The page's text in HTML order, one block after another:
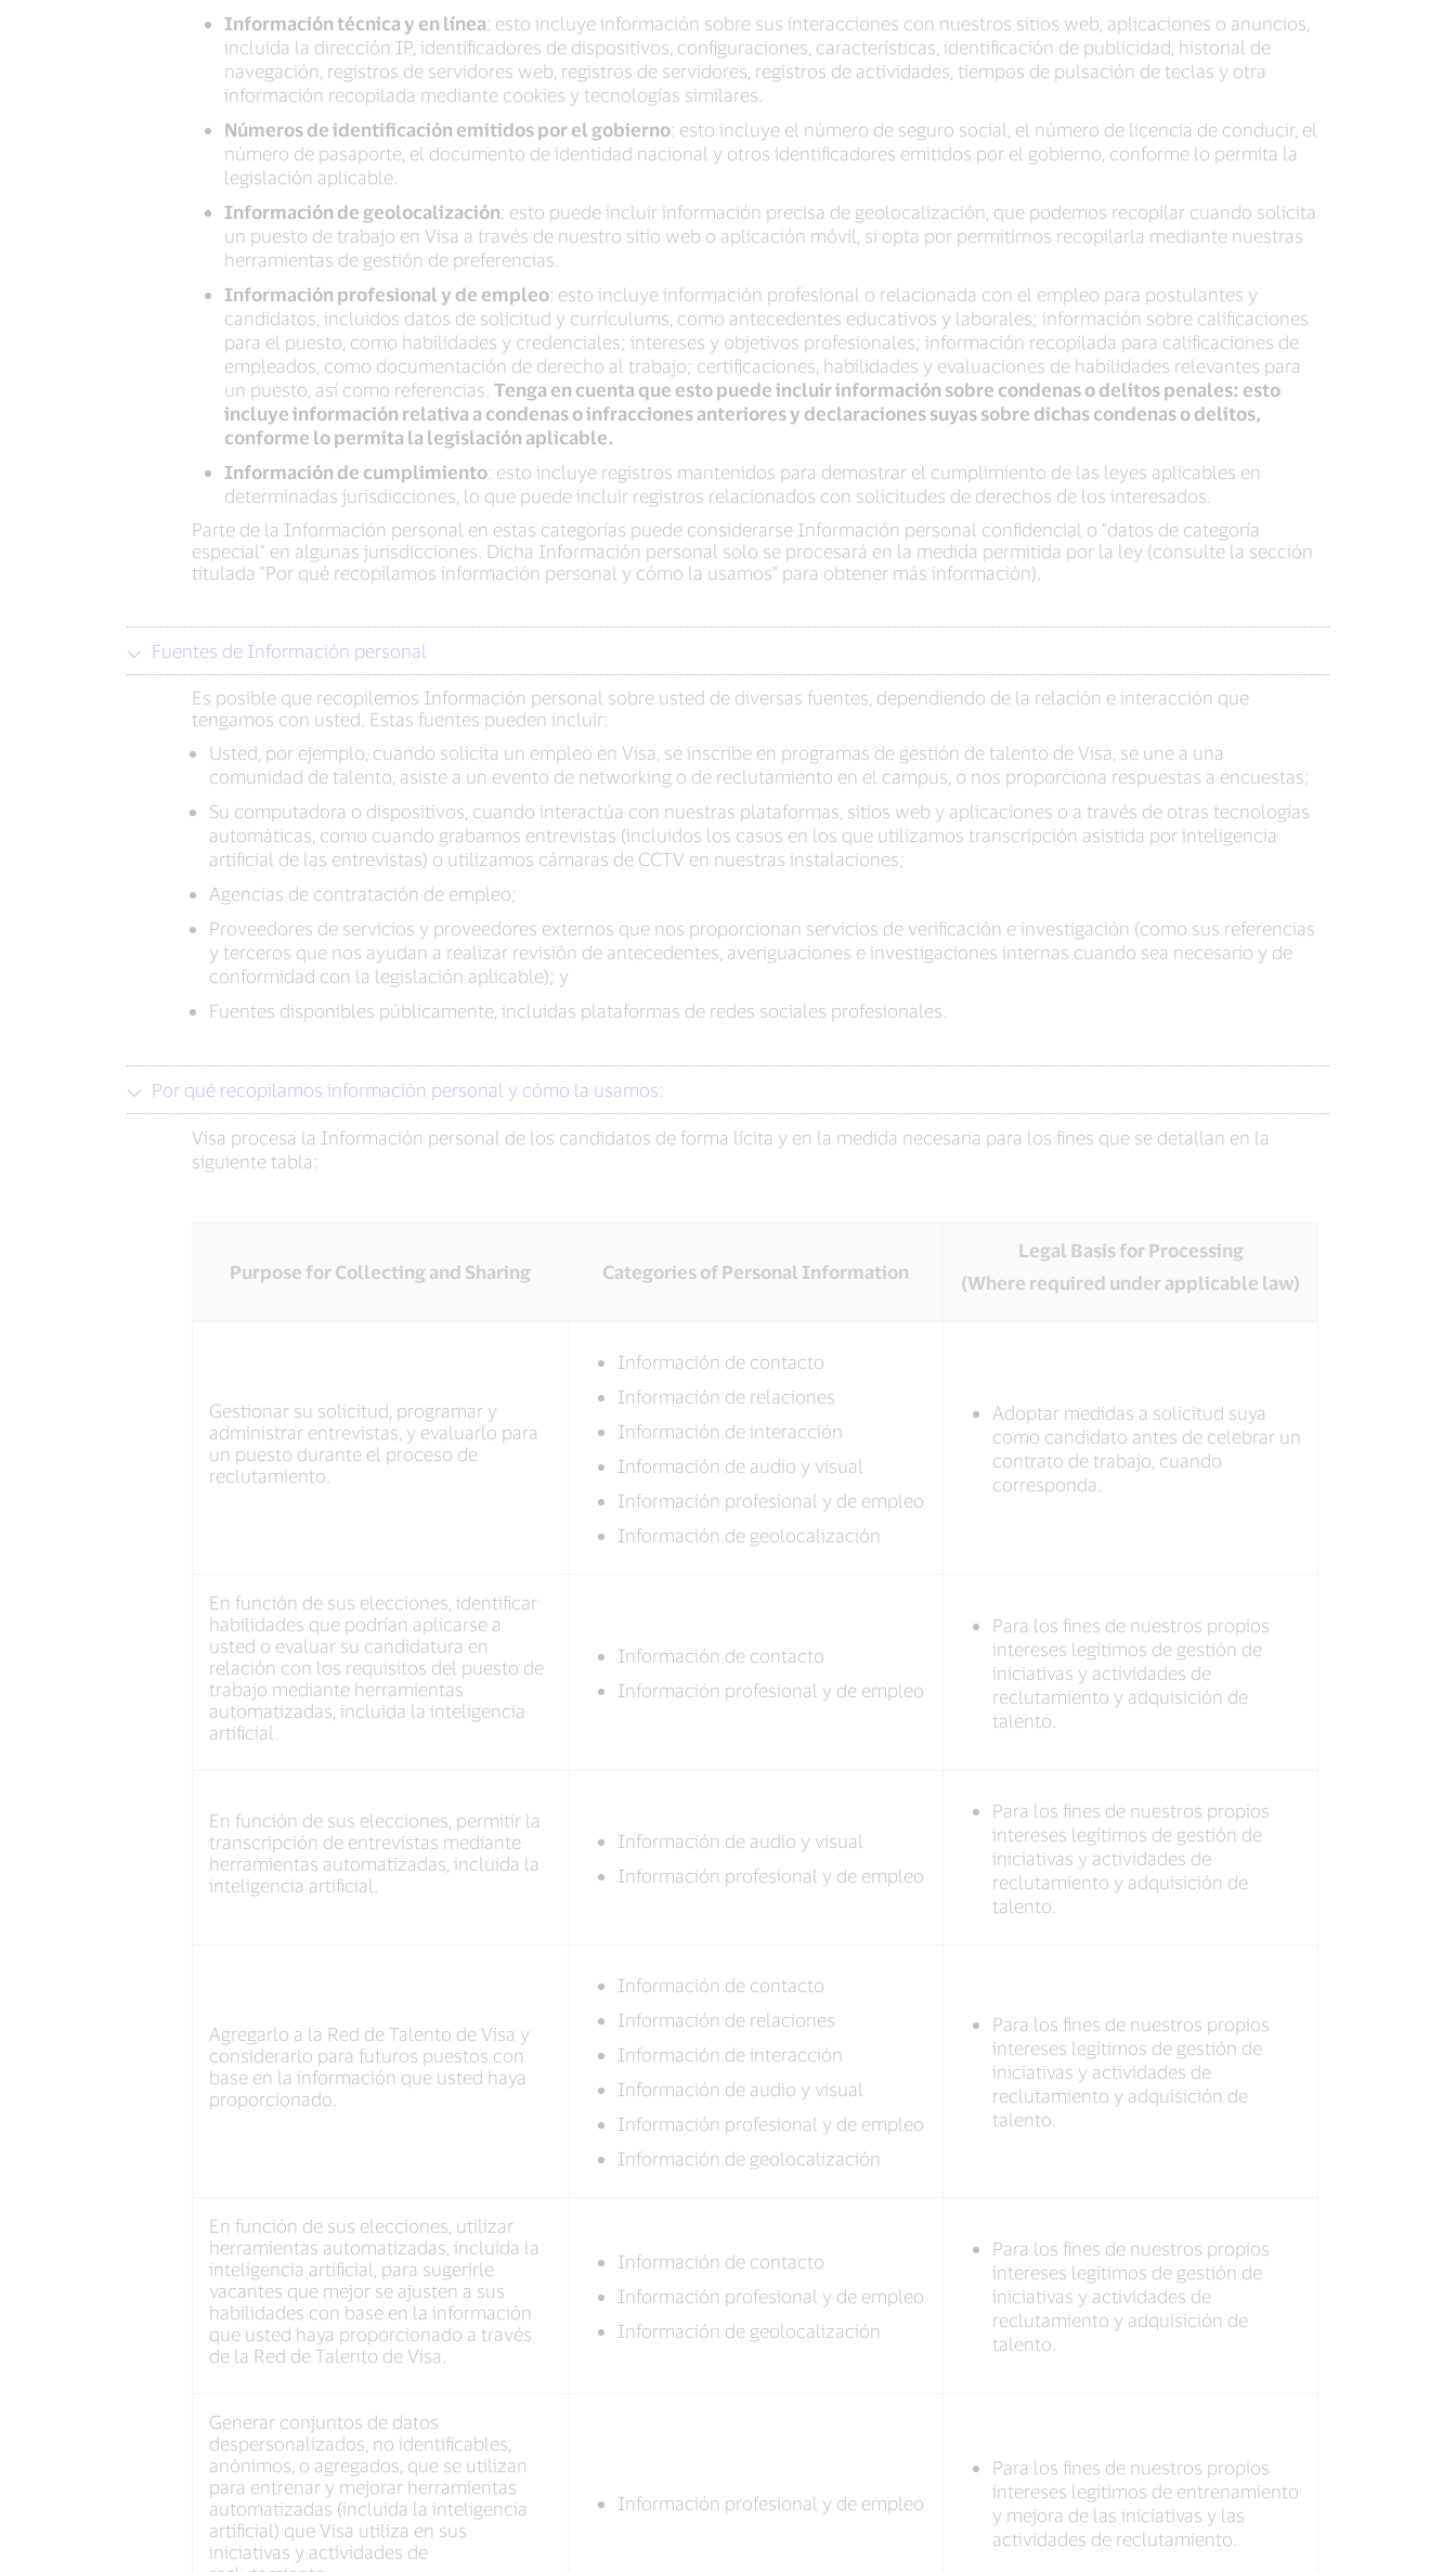
Información técnica y en línea: esto incluye información sobre sus interacciones con nuestros sitios web, aplicaciones o anuncios,
incluida la dirección IP, identificadores de dispositivos, configuraciones, características, identificación de publicidad, historial de
navegación, registros de servidores web, registros de servidores, registros de actividades, tiempos de pulsación de teclas y otra
información recopilada mediante cookies y tecnologías similares.
Números de identificación emitidos por el gobierno: esto incluye el número de seguro social, el número de licencia de conducir, el
número de pasaporte, el documento de identidad nacional y otros identificadores emitidos por el gobierno, conforme lo permita la
legislación aplicable.
Información de geolocalización: esto puede incluir información precisa de geolocalización, que podemos recopilar cuando solicita
un puesto de trabajo en Visa a través de nuestro sitio web o aplicación móvil, si opta por permitirnos recopilarla mediante nuestras
herramientas de gestión de preferencias.
Información profesional y de empleo: esto incluye información profesional o relacionada con el empleo para postulantes y
candidatos, incluidos datos de solicitud y currículums, como antecedentes educativos y laborales; información sobre calificaciones
para el puesto, como habilidades y credenciales; intereses y objetivos profesionales; información recopilada para calificaciones de
empleados, como documentación de derecho al trabajo; certificaciones, habilidades y evaluaciones de habilidades relevantes para
un puesto, así como referencias. Tenga en cuenta que esto puede incluir información sobre condenas o delitos penales: esto
incluye información relativa a condenas o infracciones anteriores y declaraciones suyas sobre dichas condenas o delitos,
conforme lo permita la legislación aplicable.
Información de cumplimiento: esto incluye registros mantenidos para demostrar el cumplimiento de las leyes aplicables en
determinadas jurisdicciones, lo que puede incluir registros relacionados con solicitudes de derechos de los interesados.
Parte de la Información personal en estas categorías puede considerarse Información personal confidencial o "datos de categoría
especial" en algunas jurisdicciones. Dicha Información personal solo se procesará en la medida permitida por la ley (consulte la sección
titulada "Por qué recopilamos información personal y cómo la usamos" para obtener más información).
Fuentes de Información personal
Es posible que recopilemos Información personal sobre usted de diversas fuentes, dependiendo de la relación e interacción que
tengamos con usted. Estas fuentes pueden incluir:
Usted, por ejemplo, cuando solicita un empleo en Visa, se inscribe en programas de gestión de talento de Visa, se une a una
comunidad de talento, asiste a un evento de networking o de reclutamiento en el campus, o nos proporciona respuestas a encuestas;
Su computadora o dispositivos, cuando interactúa con nuestras plataformas, sitios web y aplicaciones o a través de otras tecnologías
automáticas, como cuando grabamos entrevistas (incluidos los casos en los que utilizamos transcripción asistida por inteligencia
artificial de las entrevistas) o utilizamos cámaras de CCTV en nuestras instalaciones;
Agencias de contratación de empleo;
Proveedores de servicios y proveedores externos que nos proporcionan servicios de verificación e investigación (como sus referencias
y terceros que nos ayudan a realizar revisión de antecedentes, averiguaciones e investigaciones internas cuando sea necesario y de
conformidad con la legislación aplicable); y
Fuentes disponibles públicamente, incluidas plataformas de redes sociales profesionales.
Por qué recopilamos información personal y cómo la usamos:
Visa procesa la Información personal de los candidatos de forma lícita y en la medida necesaria para los fines que se detallan en la
siguiente tabla:
Personal
Information
and
How
Purpose for Collecting and Sharing Categories of Personal Information
Legal Basis for Processing
(Where required under applicable law)
Gestionar su solicitud, programar y
administrar entrevistas, y evaluarlo para
un puesto durante el proceso de
reclutamiento.
Información de contacto
Información de relaciones
Información de interacción
Información de audio y visual
Información profesional y de empleo
Información de geolocalización
Adoptar medidas a solicitud suya
como candidato antes de celebrar un
contrato de trabajo, cuando
corresponda.
En función de sus elecciones, identificar
habilidades que podrían aplicarse a
usted o evaluar su candidatura en
relación con los requisitos del puesto de
trabajo mediante herramientas
automatizadas, incluida la inteligencia
artificial.
Información de contacto
Información profesional y de empleo
Para los fines de nuestros propios
intereses legítimos de gestión de
iniciativas y actividades de
reclutamiento y adquisición de
talento.
En función de sus elecciones, permitir la
transcripción de entrevistas mediante
herramientas automatizadas, incluida la
inteligencia artificial.
Información de audio y visual
Información profesional y de empleo
Para los fines de nuestros propios
intereses legítimos de gestión de
iniciativas y actividades de
reclutamiento y adquisición de
talento.
Agregarlo a la Red de Talento de Visa y
considerarlo para futuros puestos con
base en la información que usted haya
proporcionado.
Información de contacto
Información de relaciones
Información de interacción
Información de audio y visual
Información profesional y de empleo
Información de geolocalización
Para los fines de nuestros propios
intereses legítimos de gestión de
iniciativas y actividades de
reclutamiento y adquisición de
talento.
En función de sus elecciones, utilizar
herramientas automatizadas, incluida la
inteligencia artificial, para sugerirle
vacantes que mejor se ajusten a sus
habilidades con base en la información
que usted haya proporcionado a través
de la Red de Talento de Visa.
Información de contacto
Información profesional y de empleo
Información de geolocalización
Para los fines de nuestros propios
intereses legítimos de gestión de
iniciativas y actividades de
reclutamiento y adquisición de
talento.
Generar conjuntos de datos
despersonalizados, no identificables,
anónimos, o agregados, que se utilizan
para entrenar y mejorar herramientas
automatizadas (incluida la inteligencia
artificial) que Visa utiliza en sus
iniciativas y actividades de
Información profesional y de empleo
Para los fines de nuestros propios
intereses legítimos de entrenamiento
y mejora de las iniciativas y las
actividades de reclutamiento.